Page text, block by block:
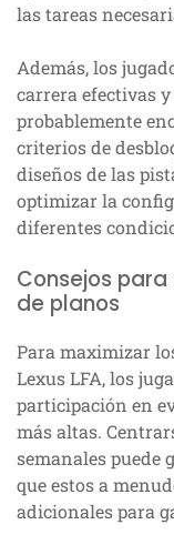
las tareas
Además, los
carrera efectivas
probablemente
criterios de
diseños de las
optimizar la
diferentes
Consejos
de planos
Para maximizar
Lexus LFA, los
participación en
más altas.
semanales puede
que estos a
adicionales para